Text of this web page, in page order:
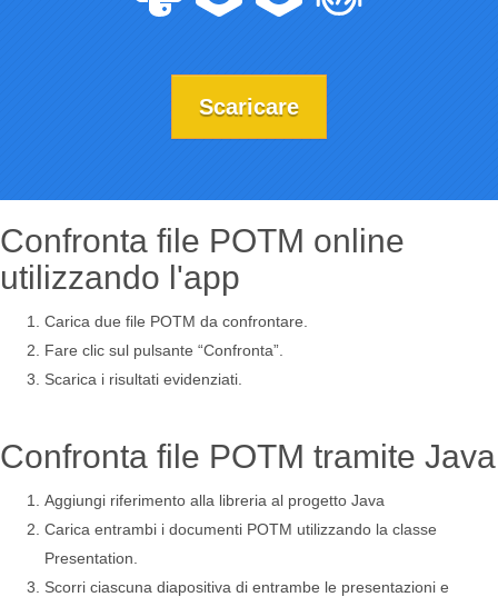
Scaricare
Confronta file POTM online
utilizzando l'app
Carica due file POTM da confrontare.
Fare clic sul pulsante “Confronta”.
Scarica i risultati evidenziati.
Confronta file POTM tramite Java
Aggiungi riferimento alla libreria al progetto Java
Carica entrambi i documenti POTM utilizzando la classe
Presentation.
Scorri ciascuna diapositiva di entrambe le presentazioni e